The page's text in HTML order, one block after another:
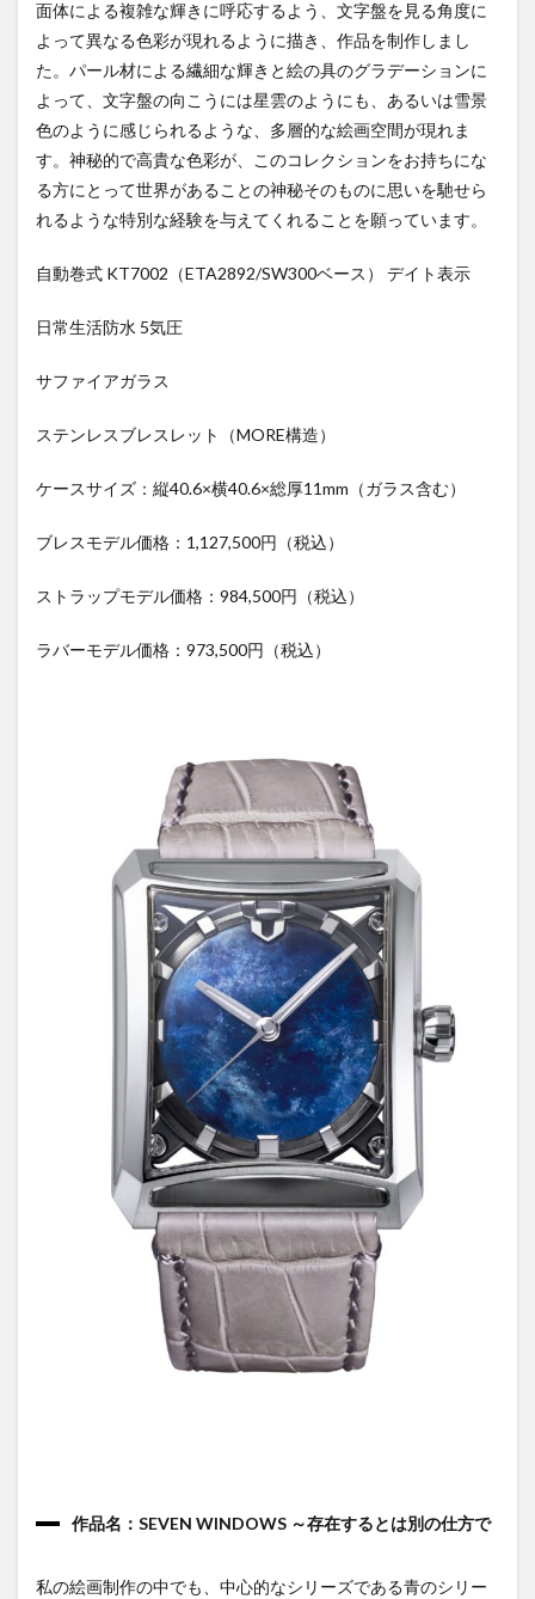
面体による複雑な輝きに呼応するよう、文字盤を見る角度に
よって異なる色彩が現れるように描き、作品を制作しまし
た。パール材による繊細な輝きと絵の具のグラデーションに
よって、文字盤の向こうには星雲のようにも、あるいは雪景
色のように感じられるような、多層的な絵画空間が現れま
す。神秘的で高貴な色彩が、このコレクションをお持ちにな
る方にとって世界があることの神秘そのものに思いを馳せら
れるような特別な経験を与えてくれることを願っています。
自動巻式 KT7002（ETA2892/SW300ベース） デイト表示
日常生活防水 5気圧
サファイアガラス
ステンレスブレスレット（MORE構造）
ケースサイズ：縦40.6×横40.6×総厚11mm（ガラス含む）
ブレスモデル価格：1,127,500円（税込）
ストラップモデル価格：984,500円（税込）
ラバーモデル価格：973,500円（税込）
作品名：SEVEN WINDOWS ～存在するとは別の仕方で
私の絵画制作の中でも、中心的なシリーズである青のシリー